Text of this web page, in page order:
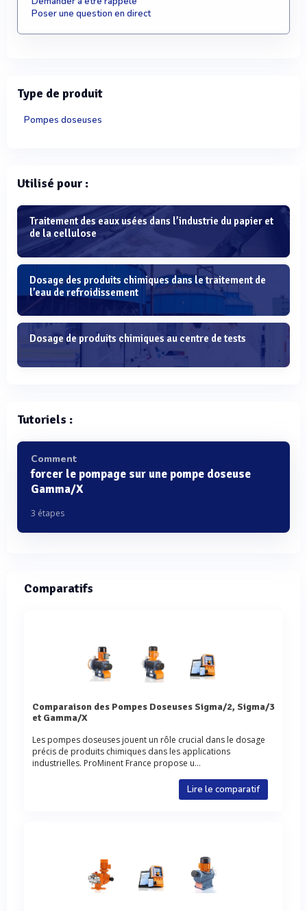
Poser une question en direct
Type de produit
Pompes doseuses
Utilisé pour :
Traitement des eaux usées dans l’industrie du papier et
de la cellulose
Dosage des produits chimiques dans le traitement de
l’eau de refroidissement
Dosage de produits chimiques au centre de tests
Tutoriels :
Comment
forcer le pompage sur une pompe doseuse
Gamma/X
3 étapes
Comparatifs
Comparaison des Pompes Doseuses Sigma/2, Sigma/3
et Gamma/X
Les pompes doseuses jouent un rôle crucial dans le dosage
précis de produits chimiques dans les applications
industrielles. ProMinent France propose u...
Lire le comparatif